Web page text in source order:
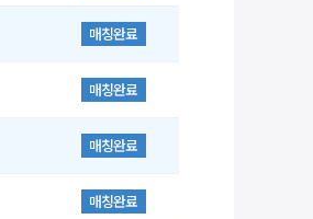
매칭완료
매칭완료
매칭완료
매칭완료